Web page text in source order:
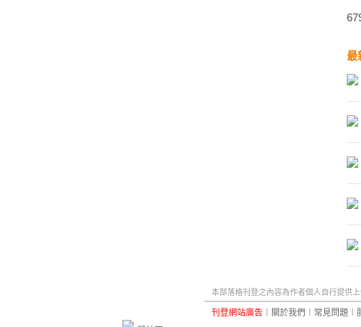
最
本部落格刊登之內容為作者個人自行提供
刊登網站廣告 關於我們 常見問題